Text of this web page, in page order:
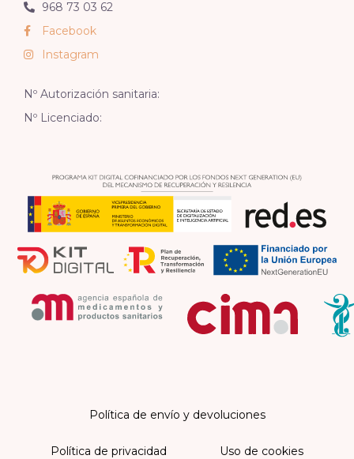
968 73 03 62
Facebook
Instagram
Nº Autorización sanitaria:
Nº Licenciado:
Política de envío y devoluciones
Política de privacidad Uso de cookies